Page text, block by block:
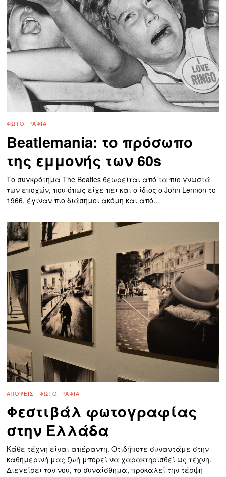
ΦΩΤΟΓΡΑΦΊΑ
Beatlemania: το πρόσωπο
της εμμονής των 60s
Το συγκρότημα The Beatles θεωρείται από τα πιο γνωστά
των εποχών, που όπως είχε πει και ο ίδιος ο John Lennon το
1966, έγιναν πιο διάσημοι ακόμη και από…
ΑΠΌΨΕΙΣ · ΦΩΤΟΓΡΑΦΊΑ
Φεστιβάλ φωτογραφίας
στην Ελλάδα
Κάθε τέχνη είναι απέραντη. Οτιδήποτε συναντάμε στην
καθημερινή μας ζωή μπορεί να χαρακτηρισθεί ως τέχνη.
Διεγείρει τον νου, το συναίσθημα, προκαλεί την τέρψη